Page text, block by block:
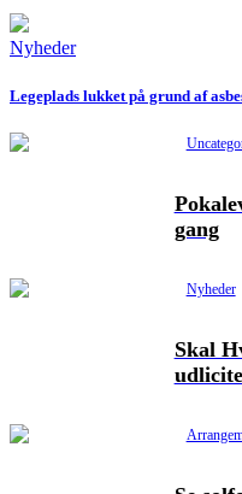
Nyheder
Legeplads lukket på grund af
gang
Nyheder
Skal